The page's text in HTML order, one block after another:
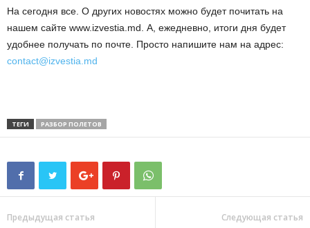
На сегодня все. О других новостях можно будет почитать на
нашем сайте www.izvestia.md. А, ежедневно, итоги дня будет
удобнее получать по почте. Просто напишите нам на адрес:
contact@izvestia.md
ТЕГИ РАЗБОР ПОЛЕТОВ
Предыдущая статья Следующая статья